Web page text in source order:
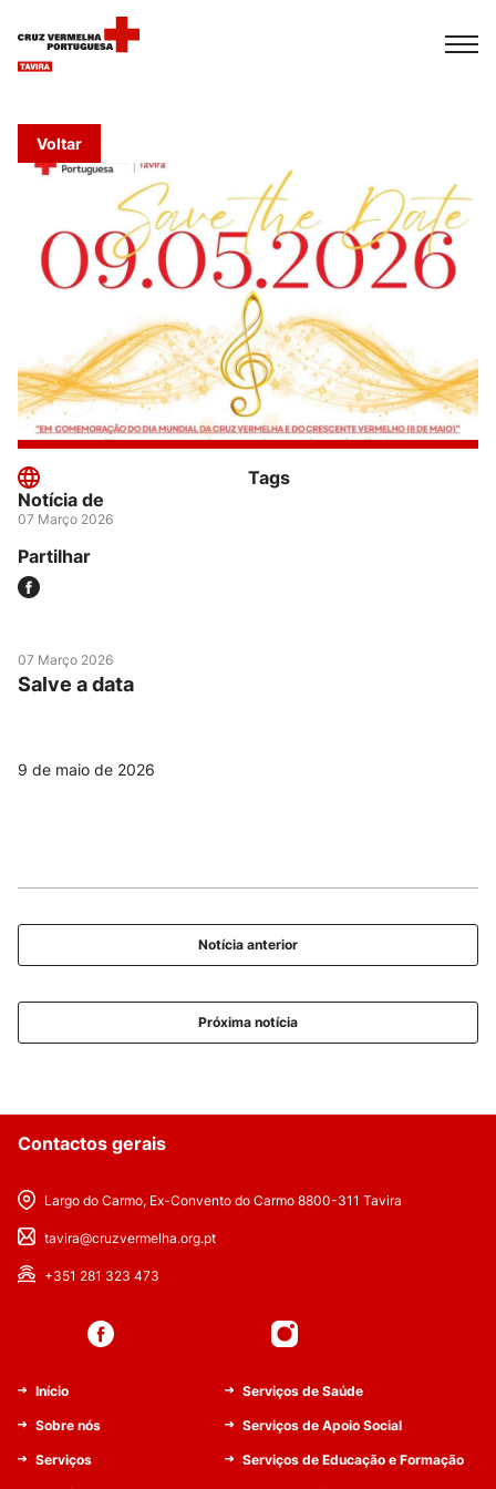
Voltar
Notícia de
07 Março 2026
Tags
Partilhar
07 Março 2026
Salve a data
9 de maio de 2026
Notícia anterior
Próxima notícia
Contactos gerais
Largo do Carmo, Ex-Convento do Carmo 8800-311 Tavira
tavira@cruzvermelha.org.pt
+351 281 323 473
Início
Sobre nós
Serviços
Serviços de Saúde
Serviços de Apoio Social
Serviços de Educação e Formação